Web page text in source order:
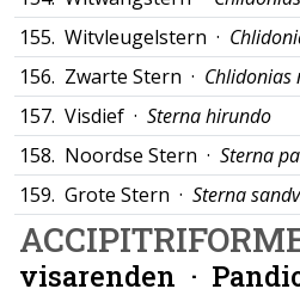
155. Witvleugelstern ·
156. Zwarte Stern · Chlidonias
157. Visdief · Sterna hirundo
158. Noordse Stern · Sterna
159. Grote Stern · Sterna
visarenden ·